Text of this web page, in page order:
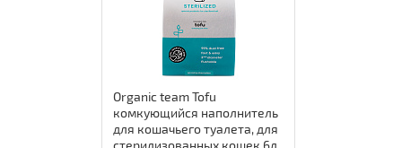
Organic team Tofu
комкующийся наполнитель
для кошачьего туалета, для
стерилизованных кошек 6л